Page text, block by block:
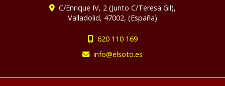
C/Enrique IV, 2 (Junto C/Teresa Gil),
Valladolid, 47002, (España)
620 110 169
info
elsoto.es